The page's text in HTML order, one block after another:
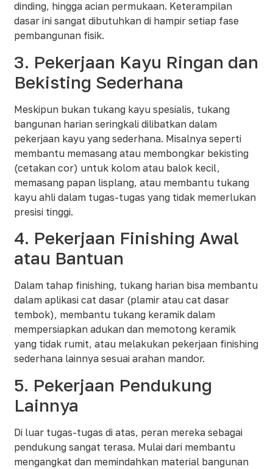
dinding, hingga acian permukaan. Keterampilan
dasar ini sangat dibutuhkan di hampir setiap fase
pembangunan fisik.
3. Pekerjaan Kayu Ringan dan
Bekisting Sederhana
Meskipun bukan tukang kayu spesialis, tukang
bangunan harian seringkali dilibatkan dalam
pekerjaan kayu yang sederhana. Misalnya seperti
membantu memasang atau membongkar bekisting
(cetakan cor) untuk kolom atau balok kecil,
memasang papan lisplang, atau membantu tukang
kayu ahli dalam tugas-tugas yang tidak memerlukan
presisi tinggi.
4. Pekerjaan Finishing Awal
atau Bantuan
Dalam tahap finishing, tukang harian bisa membantu
dalam aplikasi cat dasar (plamir atau cat dasar
tembok), membantu tukang keramik dalam
mempersiapkan adukan dan memotong keramik
yang tidak rumit, atau melakukan pekerjaan finishing
sederhana lainnya sesuai arahan mandor.
5. Pekerjaan Pendukung
Lainnya
Di luar tugas-tugas di atas, peran mereka sebagai
pendukung sangat terasa. Mulai dari membantu
mengangkat dan memindahkan material bangunan